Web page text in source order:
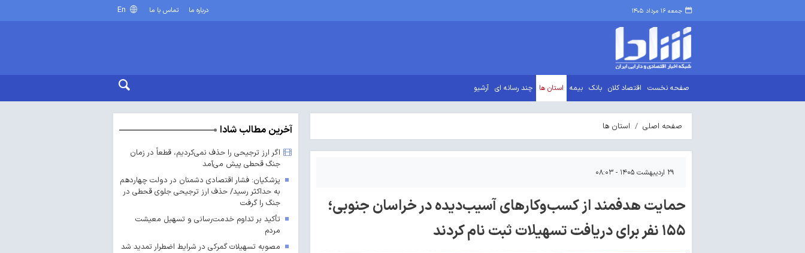
جمعه ۱۶ مرداد ۱۴۰۵ درباره ما تماس با ما
صفحه نخست اقتصاد کلان بانک بیمه استان ها چند رسانه ای آرشیو
صفحه اصلی استان ها
۲۹ اردیبهشت ۱۴۰۵ - ۰۸:۰۳
حمایت هدفمند از کسب‌وکارهای آسیب‌دیده در خراسان جنوبی؛
۱۵۵ نفر برای دریافت تسهیلات ثبت نام کردند
آخرین مطالب شادا
اگر ارز ترجیحی را حذف نمی‌کردیم، قطعاً در زمان
جنگ قحطی پیش می‌آمد
پزشکیان: فشار اقتصادی دشمنان در دولت چهاردهم
به حداکثر رسید/ حذف ارز ترجیحی جلوی قحطی در
جنگ را گرفت
تأکید بر تداوم خدمت‌رسانی و تسهیل معیشت
مردم
مصوبه تسهیلات گمرکی در شرایط اضطرار تمدید شد